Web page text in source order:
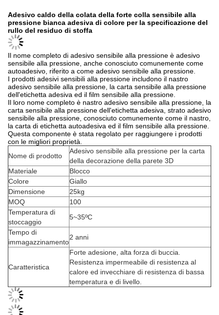
Adesivo caldo della colata della forte colla sensibile alla
pressione bianca adesiva di colore per la specificazione del
rullo del residuo di stoffa
Il nome completo di adesivo sensibile alla pressione è adesivo
sensibile alla pressione, anche conosciuto comunemente come
autoadesivo, riferito a come adesivo sensibile alla pressione.
I prodotti adesivi sensibili alla pressione includono il nastro
adesivo sensibile alla pressione, la carta sensibile alla pressione
dell'etichetta adesiva ed il film sensibile alla pressione.
Il loro nome completo è nastro adesivo sensibile alla pressione, la
carta sensibile alla pressione dell'etichetta adesiva, strato adesivo
sensibile alla pressione, conosciuto comunemente come il nastro,
la carta di etichetta autoadesiva ed il film sensibile alla pressione.
Questa componente è stata regolato per raggiungere i prodotti
con le migliori proprietà.
Nome di prodotto
Adesivo sensibile alla pressione per la carta
della decorazione della parete 3D
Materiale
Blocco
Colore
Giallo
Dimensione
25kg
MOQ
100
Temperatura di
stoccaggio
5~35ºC
Tempo di
immagazzinamento
2 anni
Caratteristica
Forte adesione, alta forza di buccia.
Resistenza impermeabile di resistenza al
calore ed invecchiare di resistenza di bassa
temperatura e di livello.